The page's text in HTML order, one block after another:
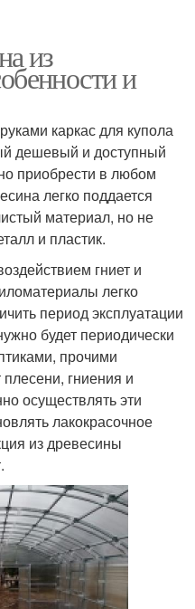
из
и
каркас для купола
дешевый и доступный
приобрести в любом
легко поддается
материал, но не
и пластик.
гниет и
легко
период эксплуатации
будет периодически
прочими
гниения и
осуществлять эти
лакокрасочное
из древесины